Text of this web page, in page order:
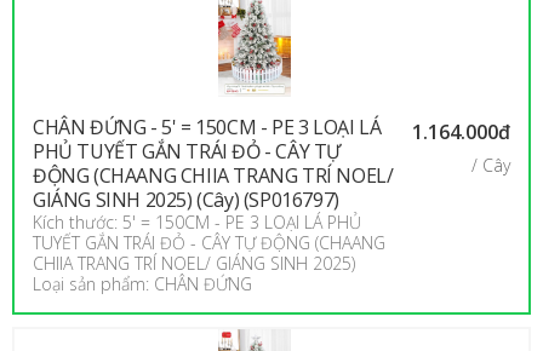
CHÂN ĐỨNG - 5' = 150CM - PE 3 LOẠI LÁ
PHỦ TUYẾT GẮN TRÁI ĐỎ - CÂY TỰ
ĐỘNG (CHAANG CHIIA TRANG TRÍ NOEL/
GIÁNG SINH 2025) (Cây) (SP016797)
Kích thước: 5' = 150CM - PE 3 LOẠI LÁ PHỦ
TUYẾT GẮN TRÁI ĐỎ - CÂY TỰ ĐỘNG (CHAANG
CHIIA TRANG TRÍ NOEL/ GIÁNG SINH 2025)
Loại sản phẩm: CHÂN ĐỨNG
1.164.000đ
/ Cây